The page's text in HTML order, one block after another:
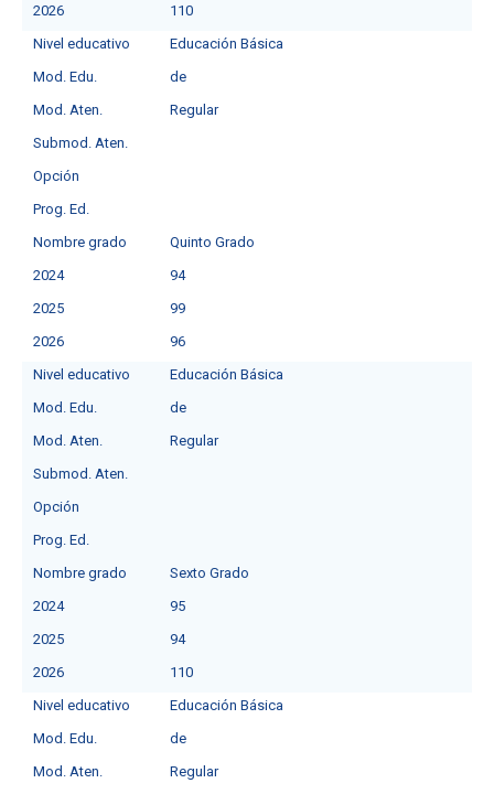
2026
110
Nivel educativo
Educación Básica
Mod. Edu.
deㅤ
Mod. Aten.
Regular
Submod. Aten.
Opción
Prog. Ed.
Nombre grado
Quinto Grado
2024
94
2025
99
2026
96
Nivel educativo
Educación Básica
Mod. Edu.
deㅤ
Mod. Aten.
Regular
Submod. Aten.
Opción
Prog. Ed.
Nombre grado
Sexto Grado
2024
95
2025
94
2026
110
Nivel educativo
Educación Básica
Mod. Edu.
de
Mod. Aten.
Regular